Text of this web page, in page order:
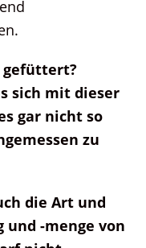
gefüttert?
sich mit dieser
gar nicht so
zu
die Art und
-menge von